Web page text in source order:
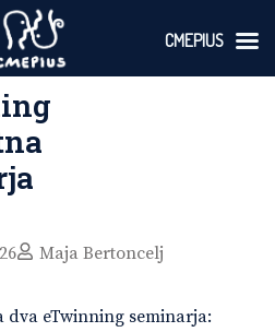
Maja Bertoncelj
eTwinning seminarja:
CMEPIUS